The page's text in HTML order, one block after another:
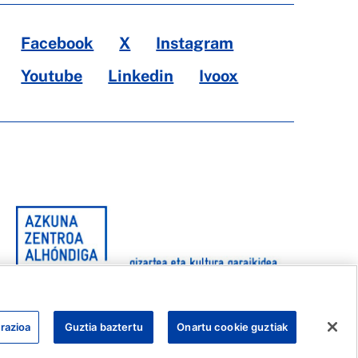
Facebook X
Instagram
Youtube
Linkedin Ivoox
Guztia baztertu Onartu cookie guztiak